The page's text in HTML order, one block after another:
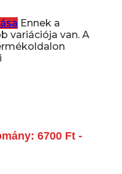
Ennek a
variációja van. A
6700 Ft -